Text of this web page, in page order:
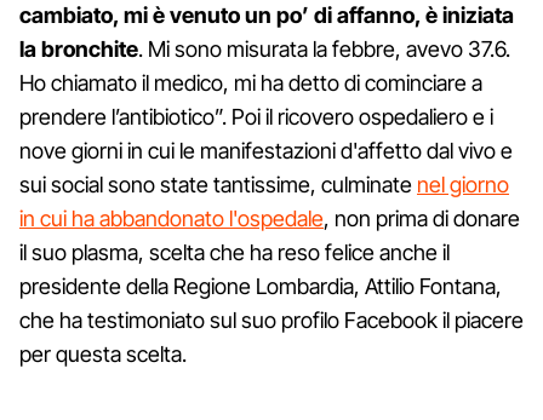
cambiato, mi è venuto un po’ di affanno, è iniziata
la bronchite. Mi sono misurata la febbre, avevo 37.6.
Ho chiamato il medico, mi ha detto di cominciare a
prendere l’antibiotico”. Poi il ricovero ospedaliero e i
nove giorni in cui le manifestazioni d'affetto dal vivo e
sui social sono state tantissime, culminate nel giorno
in cui ha abbandonato l'ospedale, non prima di donare
il suo plasma, scelta che ha reso felice anche il
presidente della Regione Lombardia, Attilio Fontana,
che ha testimoniato sul suo profilo Facebook il piacere
per questa scelta.